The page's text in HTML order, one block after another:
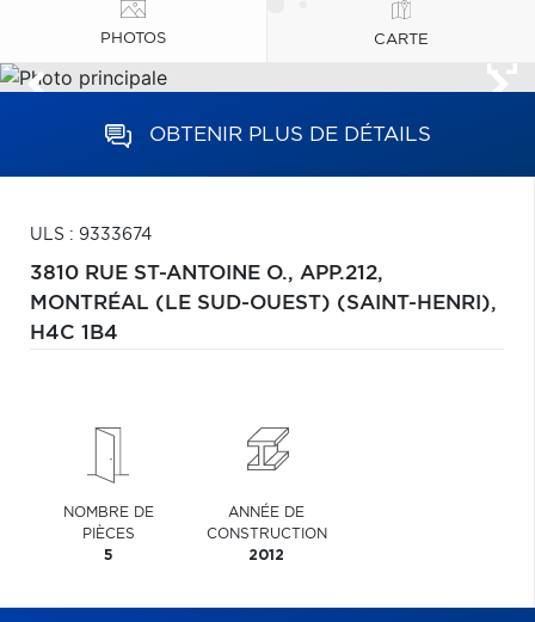
PHOTOS CARTE
OBTENIR PLUS DE DÉTAILS
ULS : 9333674
3810 RUE ST-ANTOINE O., APP.212,
MONTRÉAL (LE SUD-OUEST) (SAINT-HENRI),
H4C 1B4
NOMBRE DE
PIÈCES
5
ANNÉE DE
CONSTRUCTION
2012